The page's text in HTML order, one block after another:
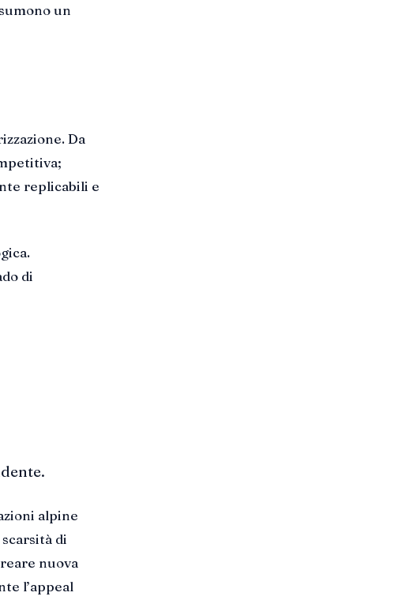
un
Da
replicabili e
di
alpine
di
nuova
l’appeal